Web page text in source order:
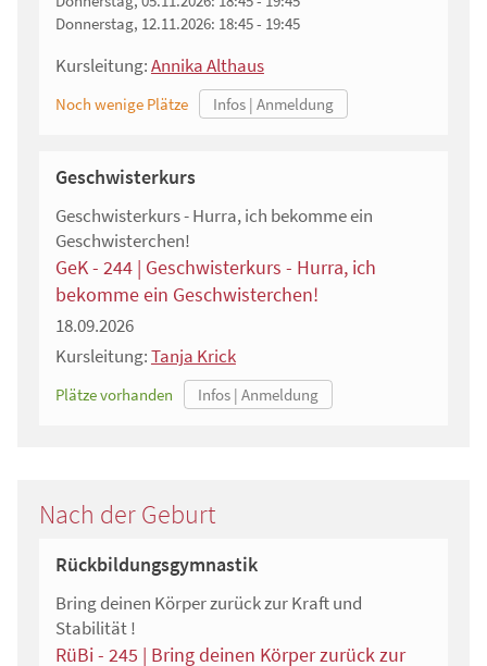
Donnerstag, 12.11.2026: 18:45 - 19:45
Kursleitung:Annika Althaus
Noch wenige Plätze
Geschwisterkurs
Geschwisterkurs - Hurra, ich bekomme ein
Geschwisterchen!
GeK - 244 | Geschwisterkurs - Hurra, ich
bekomme ein Geschwisterchen!
18.09.2026
Kursleitung:Tanja Krick
Plätze vorhanden
Nach der Geburt
Rückbildungsgymnastik
Bring deinen Körper zurück zur Kraft und
Stabilität !
RüBi - 245 | Bring deinen Körper zurück zur